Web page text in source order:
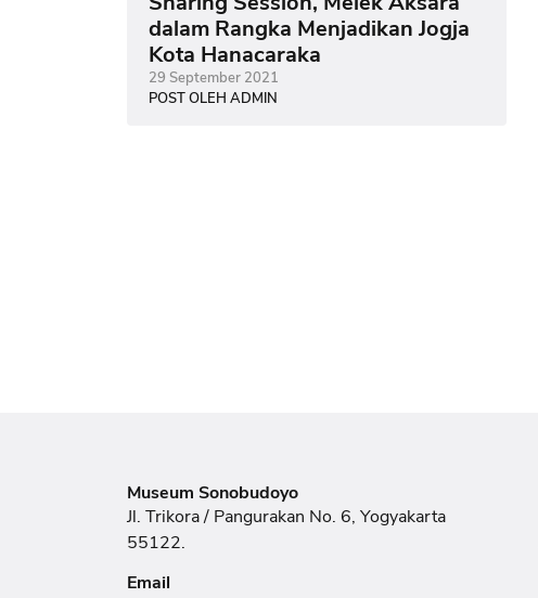
dalam Rangka Menjadikan Jogja
Kota Hanacaraka
29 September 2021
POST OLEH ADMIN
Museum Sonobudoyo
Jl. Trikora / Pangurakan No. 6, Yogyakarta
55122.
Email